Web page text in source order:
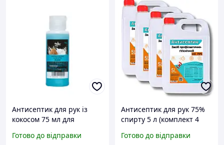
Антисептик для рук із
кокосом 75 мл для
поверхонь швидка дія
Готово до відправки
Антисептик для рук 75%
спирту 5 л (комплект 4
Готово до відправки